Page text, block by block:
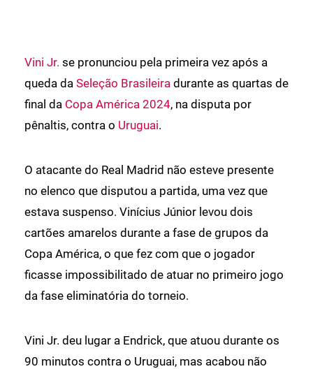
Vini Jr. se pronunciou pela primeira vez após a
queda da Seleção Brasileira durante as quartas de
final da Copa América 2024, na disputa por
pênaltis, contra o Uruguai.
O atacante do Real Madrid não esteve presente
no elenco que disputou a partida, uma vez que
estava suspenso. Vinícius Júnior levou dois
cartões amarelos durante a fase de grupos da
Copa América, o que fez com que o jogador
ficasse impossibilitado de atuar no primeiro jogo
da fase eliminatória do torneio.
Vini Jr. deu lugar a Endrick, que atuou durante os
90 minutos contra o Uruguai, mas acabou não